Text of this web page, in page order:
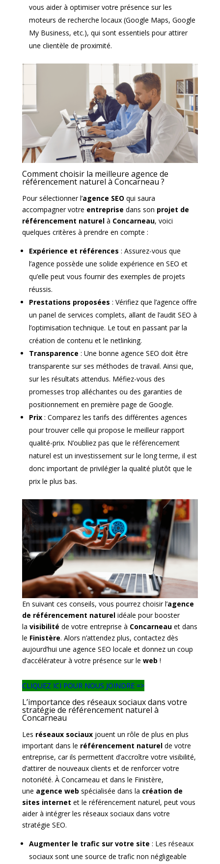
vous aider à optimiser votre présence sur les
moteurs de recherche locaux (Google Maps, Google
My Business, etc.), qui sont essentiels pour attirer
une clientèle de proximité.
Comment choisir la meilleure agence de
référencement naturel à Concarneau ?
Pour sélectionner l’agence SEO qui saura
accompagner votre entreprise dans son projet de
référencement naturelà Concarneau, voici
quelques critères à prendre en compte :
Expérience et références : Assurez-vous que
l’agence possède une solide expérience en SEO et
qu’elle peut vous fournir des exemples de projets
réussis.
Prestations proposées : Vérifiez que l’agence offre
un panel de services complets, allant de l’audit SEO à
l’optimisation technique. Le tout en passant par la
création de contenu et le netlinking.
Transparence : Une bonne agence SEO doit être
transparente sur ses méthodes de travail. Ainsi que,
sur les résultats attendus. Méfiez-vous des
promesses trop alléchantes ou des garanties de
positionnement en première page de Google.
Prix: Comparez les tarifs des différentes agences
pour trouver celle qui propose le meilleur rapport
qualité-prix. N’oubliez pas que le référencement
naturel est un investissement sur le long terme, il est
donc important de privilégier la qualité plutôt que le
prix le plus bas.
En suivant ces conseils, vous pourrez choisir l’agence
de référencement naturelidéale pour booster
la visibilité de votre entreprise à Concarneauet dans
le Finistère. Alors n’attendez plus, contactez dès
aujourd’hui une agence SEO locale et donnez un coup
d’accélérateur à votre présence sur le web !
CLIQUEZ ICI POUR NOUS JOINDRE =>
L’importance des réseaux sociaux dans votre
stratégie de référencement naturel à
Concarneau
Les réseaux sociauxjouent un rôle de plus en plus
important dans le référencement naturelde votre
entreprise, car ils permettent d’accroître votre visibilité,
d’attirer de nouveaux clients et de renforcer votre
notoriété. À Concarneau et dans le Finistère,
une agence web spécialisée dans la création de
sites internet et le référencement naturel, peut vous
aider à intégrer les réseaux sociaux dans votre
stratégie SEO.
Augmenter le trafic sur votre site : Les réseaux
sociaux sont une source de trafic non négligeable